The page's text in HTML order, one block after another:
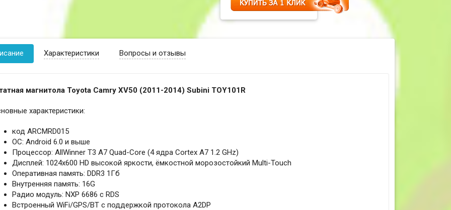
Характеристики Вопросы и отзывы
магнитола Toyota Camry XV50 (2011-2014) Subini TOY101R
характеристики:
код ARCMRD015
ОС: Android 6.0 и выше
Процессор: AllWinner T3 A7 Quad-Core (4 ядра Сortex A7 1.2 GHz)
Дисплей: 1024x600 HD высокой яркости, ёмкостной морозостойкий Multi-Touch
Оперативная память: DDR3 1Гб
Внутренняя память: 16G
Радио модуль: NXP 6686 с RDS
Встроенный WiFi/GPS/BT с поддержкой протокола A2DP